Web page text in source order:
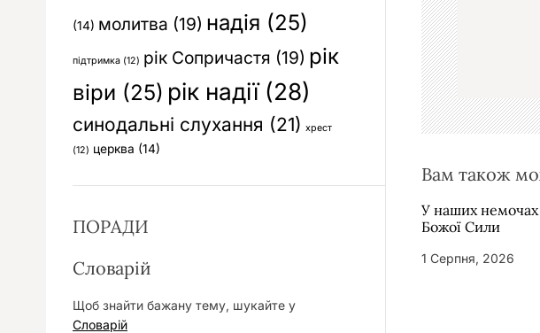
а
п
и
с
в
Вам також
У наших немочах
Божої Сили
1 Серпня, 2026
(14) молитва (19) надія (25)
підтримка (12) рік Сопричастя (19) рік
віри (25) рік надії(28)
синодальні слухання (21) хрест
(12) церква (14)
ПОРАДИ
Словарій
Щоб знайти бажану тему, шукайте у
Словарій